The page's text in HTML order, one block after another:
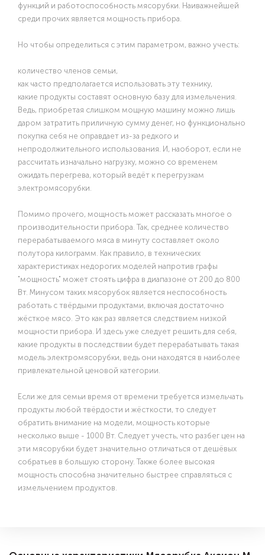
функций и работоспособность мясорубки. Наиважнейшей
среди прочих является мощность прибора.
Но чтобы определиться с этим параметром, важно учесть:
количество членов семьи,
как часто предполагается использовать эту технику,
какие продукты составят основную базу для измельчения.
Ведь, приобретая слишком мощную машину можно лишь
даром затратить приличную сумму денег, но функционально
покупка себя не оправдает из-за редкого и
непродолжительного использования. И, наоборот, если не
рассчитать изначально нагрузку, можно со временем
ожидать перегрева, который ведёт к перегрузкам
электромясорубки.
Помимо прочего, мощность может рассказать многое о
производительности прибора. Так, среднее количество
перерабатываемого мяса в минуту составляет около
полутора килограмм. Как правило, в технических
характеристиках недорогих моделей напротив графы
"мощность" может стоять цифра в диапазоне от 200 до 800
Вт. Минусом таких мясорубок является неспособность
работать с твёрдыми продуктами, включая достаточно
жёсткое мясо. Это как раз является следствием низкой
мощности прибора. И здесь уже следует решить для себя,
какие продукты в последствии будет перерабатывать такая
модель электромясорубки, ведь они находятся в наиболее
привлекательной ценовой категории.
Если же для семьи время от времени требуется измельчать
продукты любой твёрдости и жёсткости, то следует
обратить внимание на модели, мощность которые
несколько выше - 1000 Вт. Следует учесть, что разбег цен на
эти мясорубки будет значительно отличаться от дешёвых
собратьев в большую сторону. Также более высокая
мощность способна значительно быстрее справляться с
измельчением продуктов.